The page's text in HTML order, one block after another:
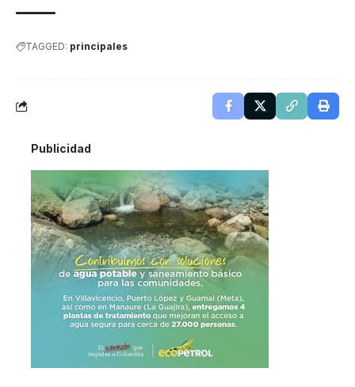
TAGGED: principales
Publicidad